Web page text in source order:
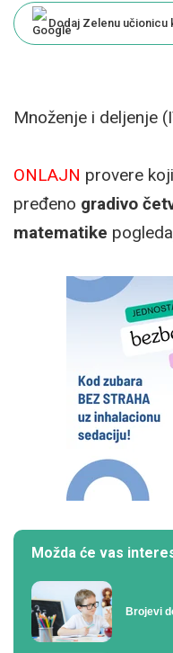
Dodaj Zelenu učionicu
Množenje i deljenje
ONLAJN provere
pređeno gradivo
matematike
Možda će vas
Brojevi